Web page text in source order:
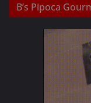
B’s Pipoca